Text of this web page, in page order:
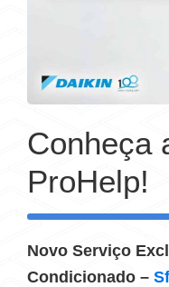
Conheça
ProHelp!
Novo Serviço
Condicionado –